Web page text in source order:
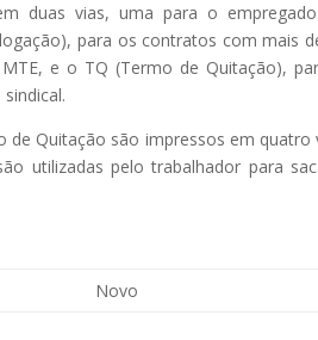
duas vias, uma para o
para os contratos com mais
e o TQ (Termo de Quitação),
Quitação são impressos em
utilizadas pelo trabalhador para
Novo